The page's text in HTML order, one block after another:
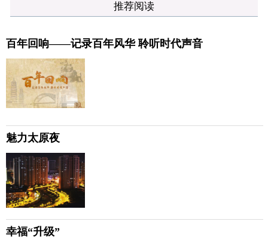
推荐阅读
百年回响——记录百年风华 聆听时代声音
魅力太原夜
幸福“升级”